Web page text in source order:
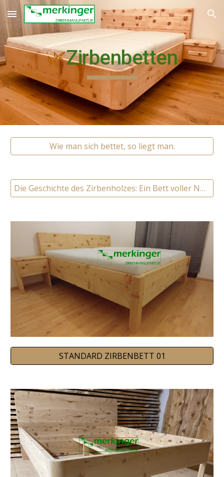
Skip to main content Skip to navigation
🌿Zirbenbetten
Wie man sich bettet, so liegt man.
Die Geschichte des Zirbenholzes: Ein Bett voller Naturkraft
STANDARD ZIRBENBETT 01